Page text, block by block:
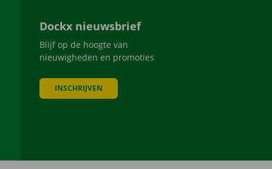
Dockx nieuwsbrief
Blijf op de hoogte van
nieuwigheden en promoties
INSCHRIJVEN